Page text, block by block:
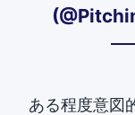
ある程度意図